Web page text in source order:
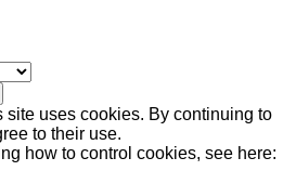
site uses cookies. By continuing to
to their use.
how to control cookies, see here: